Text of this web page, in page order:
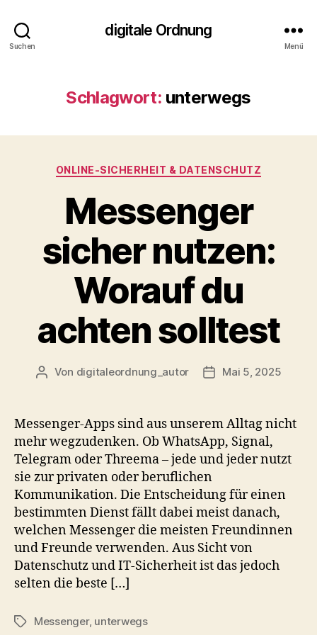
Suchen
digitale Ordnung
Menü
Schlagwort: unterwegs
Kategorien
ONLINE‑SICHERHEIT & DATENSCHUTZ
Messenger
sicher nutzen:
Worauf du
achten solltest
Beitragsautor
Von digitaleordnung_autor Mai 5, 2025
Messenger-Apps sind aus unserem Alltag nicht
mehr wegzudenken. Ob WhatsApp, Signal,
Telegram oder Threema – jede und jeder nutzt
sie zur privaten oder beruflichen
Kommunikation. Die Entscheidung für einen
bestimmten Dienst fällt dabei meist danach,
welchen Messenger die meisten Freundinnen
und Freunde verwenden. Aus Sicht von
Datenschutz und IT-Sicherheit ist das jedoch
selten die beste […]
Schlagwörter
Messenger, unterwegs